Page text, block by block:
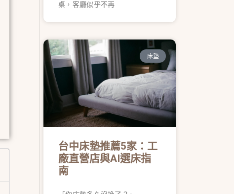
桌，客廳似乎不再
床墊
台中床墊推薦5家：工
廠直營店與AI選床指
南